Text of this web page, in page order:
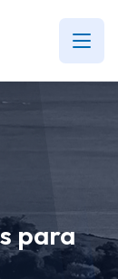
para